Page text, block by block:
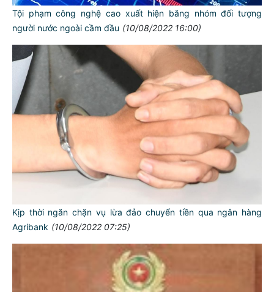
Tội phạm công nghệ cao xuất hiện băng nhóm đối tượng
người nước ngoài cầm đầu (10/08/2022 16:00)
Kịp thời ngăn chặn vụ lừa đảo chuyển tiền qua ngân hàng
Agribank (10/08/2022 07:25)